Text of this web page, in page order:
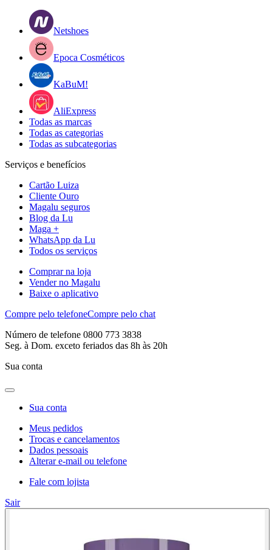
Netshoes
Epoca Cosméticos
KaBuM!
AliExpress
Todas as marcas
Todas as categorias
Todas as subcategorias
Serviços e benefícios
Cartão Luiza
Cliente Ouro
Magalu seguros
Blog da Lu
Maga +
WhatsApp da Lu
Todos os serviços
Comprar na loja
Vender no Magalu
Baixe o aplicativo
Compre pelo telefoneCompre pelo chat
Número de telefone 0800 773 3838
Seg. à Dom. exceto feriados das 8h às 20h
Sua conta
Sua conta
Meus pedidos
Trocas e cancelamentos
Dados pessoais
Alterar e-mail ou telefone
Fale com lojista
Sair